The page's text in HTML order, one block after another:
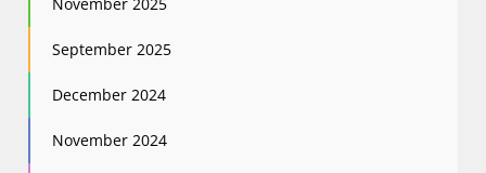
September 2025
December 2024
November 2024